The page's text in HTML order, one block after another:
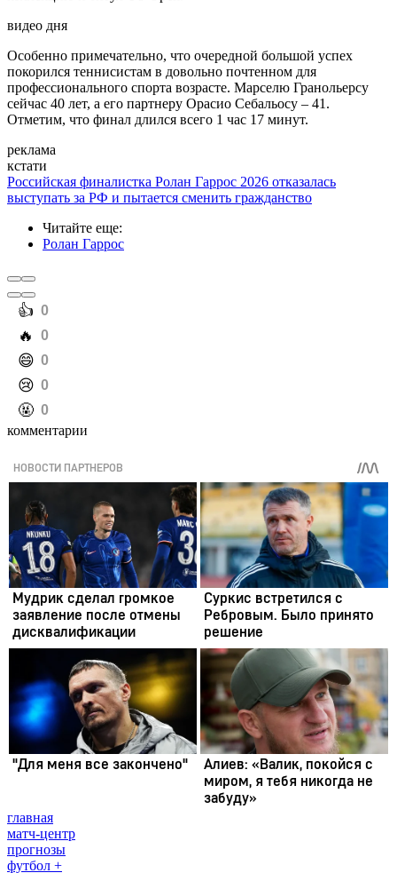
видео дня
Особенно примечательно, что очередной большой успех
покорился теннисистам в довольно почтенном для
профессионального спорта возрасте. Марселю Гранольерсу
сейчас 40 лет, а его партнеру Орасио Себальосу – 41.
Отметим, что финал длился всего 1 час 17 минут.
реклама
кстати
Российская финалистка Ролан Гаррос 2026 отказалась
выступать за РФ и пытается сменить гражданство
Читайте еще:
Ролан Гаррос
️👍 0
️🔥 0
️😄 0
️😢 0
️🤬 0
комментарии
главная
матч-центр
прогнозы
футбол +